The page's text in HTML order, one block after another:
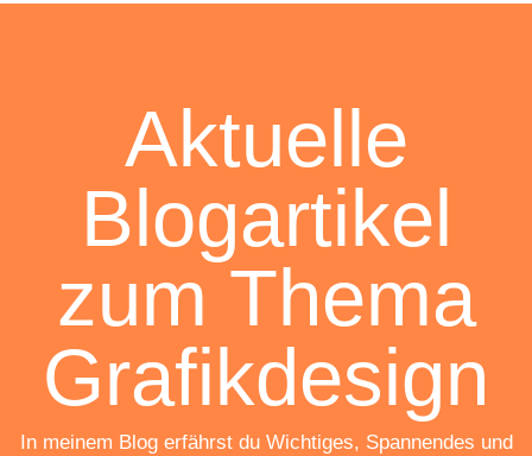
Aktuelle
Blogartikel
zum Thema
Grafikdesign
In meinem Blog erfährst du Wichtiges, Spannendes und